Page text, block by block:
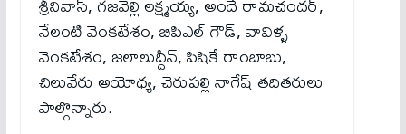
నేలంటి వెంకటేశం, బిపిఎల్ గౌడ్, వావిళ్ళ
వెంకటేశం, జలాలుద్దీన్, పిషికే రాంబాబు,
చిలువేరు అయోధ్య, చెరుపల్లి నాగేష్ తదితరులు
పాల్గొన్నారు.